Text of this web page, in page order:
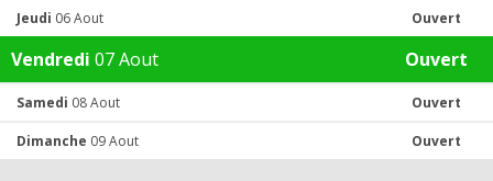
Jeudi 06 Aout Ouvert
Vendredi 07 Aout Ouvert
Samedi 08 Aout Ouvert
Dimanche 09 Aout Ouvert